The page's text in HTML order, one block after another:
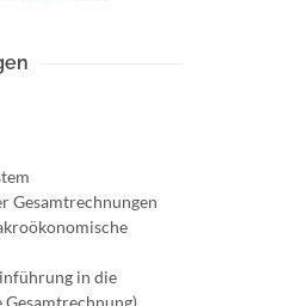
Gesamtrechnungen
in die